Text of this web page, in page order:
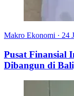
Makro Ekonomi · 24
Pusat Finansial
Dibangun di